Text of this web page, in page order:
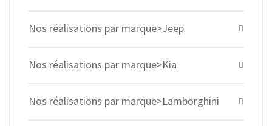
Nos réalisations par marque>Jeep
Nos réalisations par marque>Kia
Nos réalisations par marque>Lamborghini